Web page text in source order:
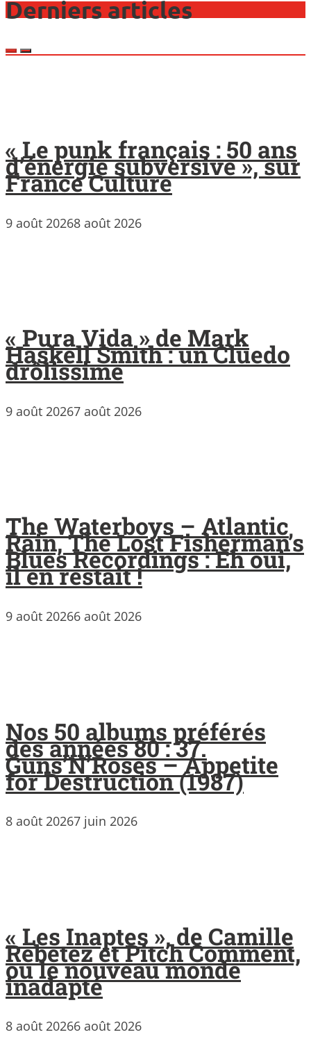
Derniers articles
« Le punk français : 50 ans
d’énergie subversive », sur
France Culture
9 août 20268 août 2026
« Pura Vida » de Mark
Haskell Smith : un Cluedo
drôlissime
9 août 20267 août 2026
The Waterboys – Atlantic
Rain, The Lost Fisherman’s
Blues Recordings : Eh oui,
il en restait !
9 août 20266 août 2026
Nos 50 albums préférés
des années 80 : 37.
Guns’N’Roses – Appetite
for Destruction (1987)
8 août 20267 juin 2026
« Les Inaptes », de Camille
Rebetez et Pitch Comment,
ou le nouveau monde
inadapté
8 août 20266 août 2026